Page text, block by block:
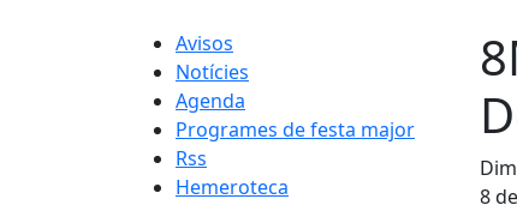
Avisos
Notícies
Agenda
Programes de festa major
Rss
Hemeroteca
8